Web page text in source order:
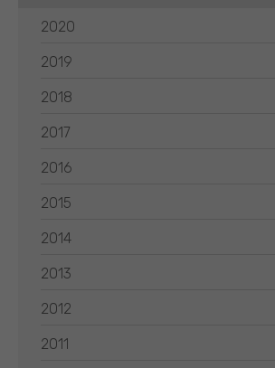
2020
2019
2018
2017
2016
2015
2014
2013
2012
2011